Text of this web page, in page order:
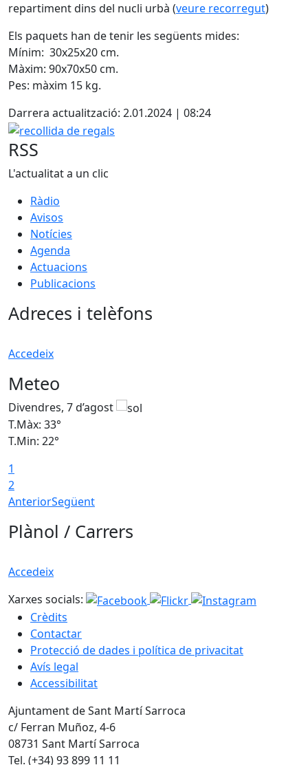
repartiment dins del nucli urbà (veure recorregut)
Els paquets han de tenir les següents mides:
Mínim: 30x25x20 cm.
Màxim: 90x70x50 cm.
Pes: màxim 15 kg.
Darrera actualització: 2.01.2024 | 08:24
recollida de regals
RSS
L'actualitat a un clic
Ràdio
Avisos
Notícies
Agenda
Actuacions
Publicacions
Adreces i telèfons
Accedeix
Meteo
Divendres, 7 d’agost
T.Màx: 33°
T.Min: 22°
1
2
AnteriorSegüent
Plànol / Carrers
Accedeix
Xarxes socials:
Crèdits
Contactar
Protecció de dades i política de privacitat
Avís legal
Accessibilitat
Ajuntament de Sant Martí Sarroca
c/ Ferran Muñoz, 4-6
08731 Sant Martí Sarroca
Tel. (+34) 93 899 11 11